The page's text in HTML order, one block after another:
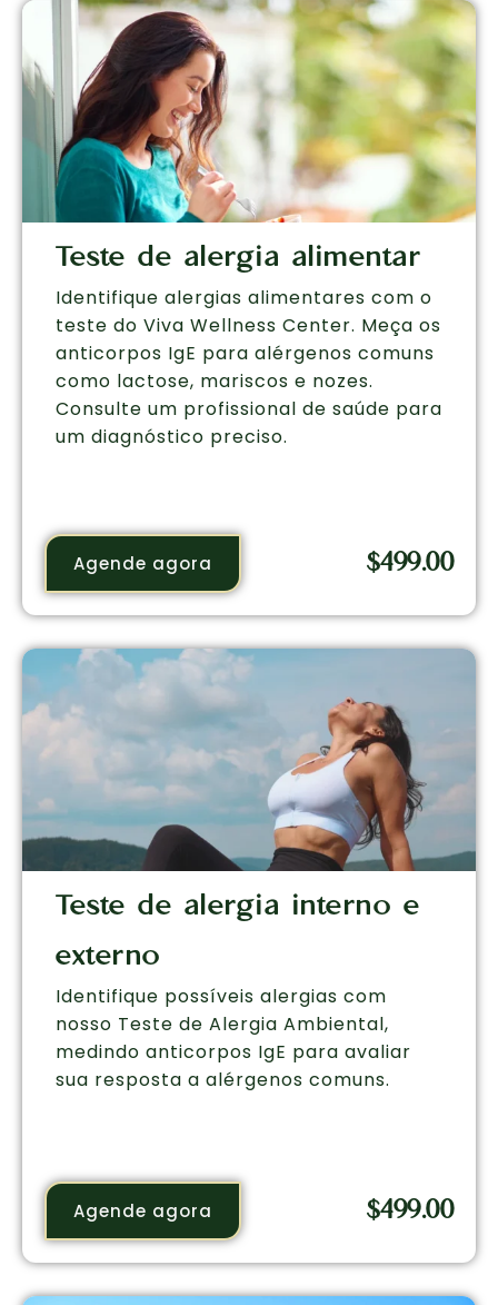
Teste de alergia alimentar
Identifique alergias alimentares com o
teste do Viva Wellness Center. Meça os
anticorpos IgE para alérgenos comuns
como lactose, mariscos e nozes.
Consulte um profissional de saúde para
um diagnóstico preciso.
Agende agora $499.00
Teste de alergia interno e
externo
Identifique possíveis alergias com
nosso Teste de Alergia Ambiental,
medindo anticorpos IgE para avaliar
sua resposta a alérgenos comuns.
Agende agora $499.00